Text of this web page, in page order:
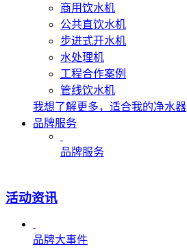
商用饮水机
公共直饮水机
步进式开水机
水处理机
工程合作案例
管线饮水机
我想了解更多，适合我的净水器
品牌服务
品牌服务
活动资讯
品牌大事件